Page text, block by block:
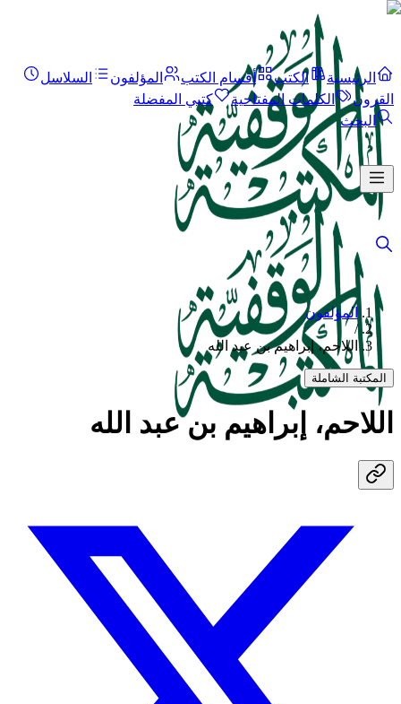
الرئيسية الكتب أقسام الكتب المؤلفون
السلاسل
القرون
الكلمات المفتاحية
كتبي المفضلة
البحث
المؤلفون
/
اللاحم، إبراهيم بن عبد الله
المكتبة الشاملة
اللاحم، إبراهيم بن عبد الله